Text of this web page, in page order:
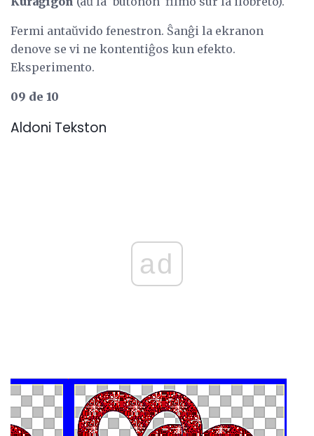
Fermi antaŭvido fenestron. Ŝanĝi la ekranon
denove se vi ne kontentiĝos kun efekto.
Eksperimento.
09 de 10
Aldoni Tekston
ad